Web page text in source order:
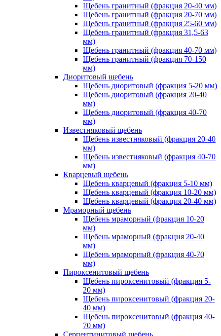
Щебень гранитный (фракция 20-40 мм)
Щебень гранитный (фракция 20-70 мм)
Щебень гранитный (фракция 25-60 мм)
Щебень гранитный (фракция 31,5-63
мм)
Щебень гранитный (фракция 40-70 мм)
Щебень гранитный (фракция 70-150
мм)
Диоритовый щебень
Щебень диоритовый (фракция 5-20 мм)
Щебень диоритовый (фракция 20-40
мм)
Щебень диоритовый (фракция 40-70
мм)
Известняковый щебень
Щебень известняковый (фракция 20-40
мм)
Щебень известняковый (фракция 40-70
мм)
Кварцевый щебень
Щебень кварцевый (фракция 5-10 мм)
Щебень кварцевый (фракция 10-20 мм)
Щебень кварцевый (фракция 20-40 мм)
Мраморный щебень
Щебень мраморный (фракция 10-20
мм)
Щебень мраморный (фракция 20-40
мм)
Щебень мраморный (фракция 40-70
мм)
Пироксенитовый щебень
Щебень пироксенитовый (фракция 5-
20 мм)
Щебень пироксенитовый (фракция 20-
40 мм)
Щебень пироксенитовый (фракция 40-
70 мм)
Серпентинитовый щебень